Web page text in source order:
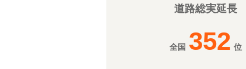
道路総実延長
全国 352 位